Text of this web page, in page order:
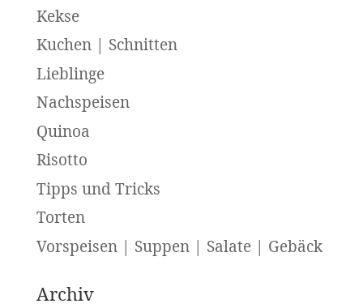
Kekse
Kuchen | Schnitten
Lieblinge
Nachspeisen
Quinoa
Risotto
Tipps und Tricks
Torten
Vorspeisen | Suppen | Salate | Gebäck
Archiv